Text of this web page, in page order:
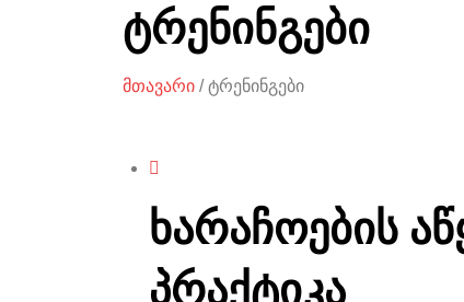
ტრენინგები
მთავარი / ტრენინგები
ხარაჩოების
პრაქტიკა